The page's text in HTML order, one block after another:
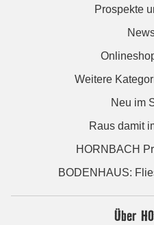
Prospekte
Weitere
Neu im
Raus damit
HORNBACH
BODENHAUS:
Über